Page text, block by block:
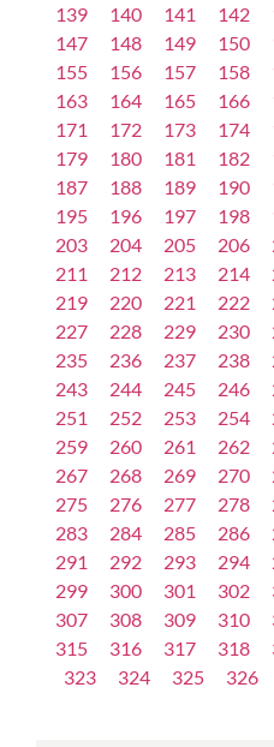
139
140 141 142
147
148 149 150
155
156 157 158
163
164 165 166
171
172 173 174
179
180 181 182
187
188 189 190
195
196 197 198
203
204 205 206
211
212 213 214
219
220 221 222
227
228 229 230
235
236 237 238
243
244 245 246
251
252 253 254
259
260 261 262
267
268 269 270
275
276 277 278
283
284 285 286
291
292 293 294
299
300 301 302
307
308 309 310
315
316 317 318
323
324 325 326